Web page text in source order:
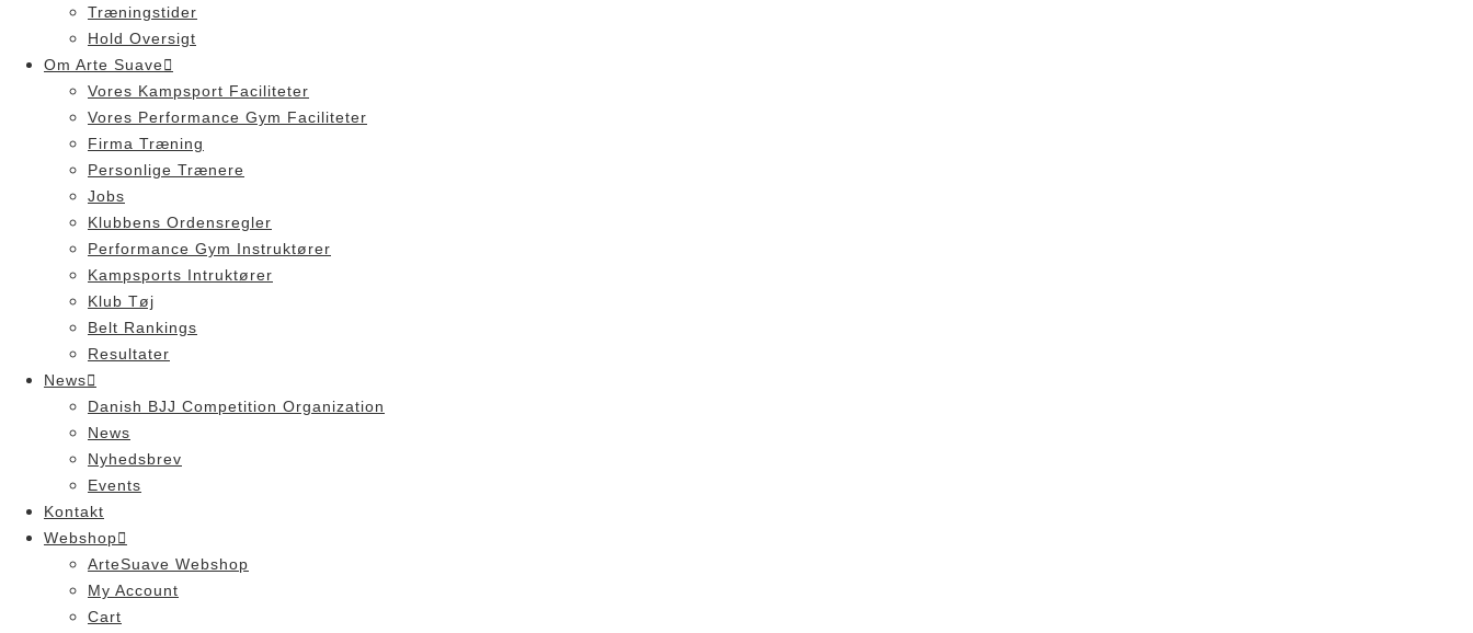
Træningstider
Hold Oversigt
Om Arte Suave
Vores Kampsport Faciliteter
Vores Performance Gym Faciliteter
Firma Træning
Personlige Trænere
Jobs
Klubbens Ordensregler
Performance Gym Instruktører
Kampsports Intruktører
Klub Tøj
Belt Rankings
Resultater
News
Danish BJJ Competition Organization
News
Nyhedsbrev
Events
Kontakt
Webshop
ArteSuave Webshop
My Account
Cart